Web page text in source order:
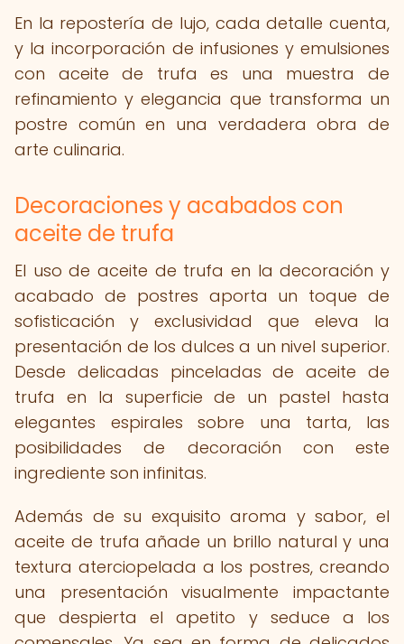
En la repostería de lujo, cada detalle cuenta,
y la incorporación de infusiones y emulsiones
con aceite de trufa es una muestra de
refinamiento y elegancia que transforma un
postre común en una verdadera obra de
arte culinaria.
Decoraciones y acabados con
aceite de trufa
El uso de aceite de trufa en la decoración y
acabado de postres aporta un toque de
sofisticación y exclusividad que eleva la
presentación de los dulces a un nivel superior.
Desde delicadas pinceladas de aceite de
trufa en la superficie de un pastel hasta
elegantes espirales sobre una tarta, las
posibilidades de decoración con este
ingrediente son infinitas.
Además de su exquisito aroma y sabor, el
aceite de trufa añade un brillo natural y una
textura aterciopelada a los postres, creando
una presentación visualmente impactante
que despierta el apetito y seduce a los